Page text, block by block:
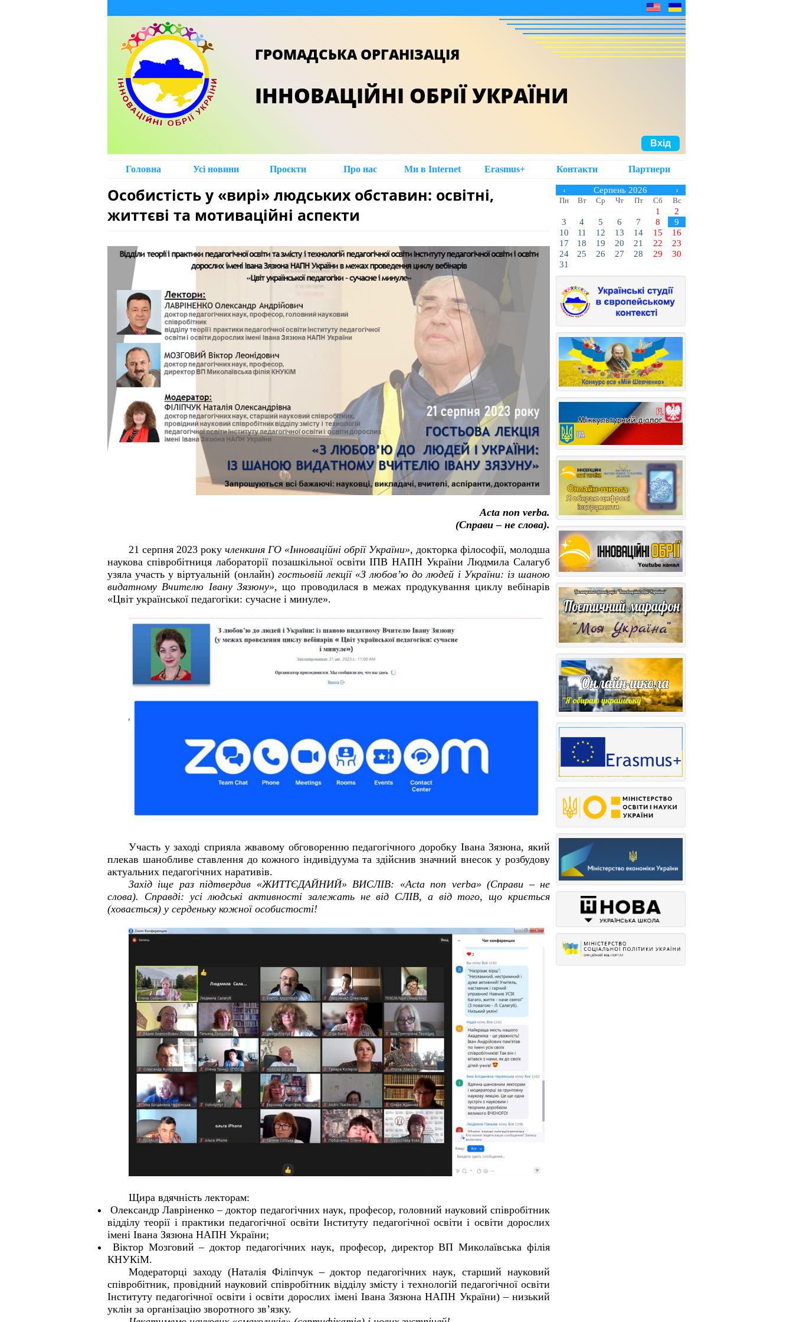
ГРОМАДСЬКА ОРГАНІЗАЦІЯ
ІННОВАЦІЙНІ ОБРІЇ УКРАЇНИ
Вхід
Головна Усі новини Проєкти Про нас Ми в Intеrnet Erasmus+ Контакти Партнери
Особистість у «вирі» людських обставин: освітні,
життєві та мотиваційні аспекти
Acta non verba.
(Справи – не слова).
21 серпня 2023 року членкиня ГО «Інноваційні обрії України», докторка філософії, молодша
наукова співробітниця лабораторії позашкільної освіти ІПВ НАПН України Людмила Салагуб
узяла участь у віртуальній (онлайн) гостьовій лекції «З любовʼю до людей і України: із шаною
видатному Вчителю Івану Зязюну», що проводилася в межах продукування циклу вебінарів
«Цвіт української педагогіки: сучасне і минуле».
Участь у заході сприяла жвавому обговоренню педагогічного доробку Івана Зязюна, який
плекав шанобливе ставлення до кожного індивідуума та здійснив значний внесок у розбудову
актуальних педагогічних наративів.
Захід іще раз підтвердив «ЖИТТЄДАЙНИЙ» ВИСЛІВ: «Acta non verba» (Справи – не
слова). Справді: усі людські активності залежать не від СЛІВ, а від того, що криється
(ховається) у серденьку кожної особистості!
Щира вдячність лекторам:
Олександр Лавріненко – доктор педагогічних наук, професор, головний науковий співробітник
відділу теорії і практики педагогічної освіти Інституту педагогічної освіти і освіти дорослих
імені Івана Зязюна НАПН України;
Віктор Мозговий – доктор педагогічних наук, професор, директор ВП Миколаївська філія
КНУКіМ.
Модераторці заходу (Наталія Філіпчук – доктор педагогічних наук, старший науковий
співробітник, провідний науковий співробітник відділу змісту і технологій педагогічної освіти
Інституту педагогічної освіти і освіти дорослих імені Івана Зязюна НАПН України) – низький
уклін за організацію зворотного зв’язку.
‹ Серпень 2026 ›
Пн Вт Ср Чт Пт Сб Вс
1
2
3
4 5 6 7 8
9
10
11 12 13 14 15
16
17
18 19 20 21 22
23
24
25 26 27 28 29
30
31